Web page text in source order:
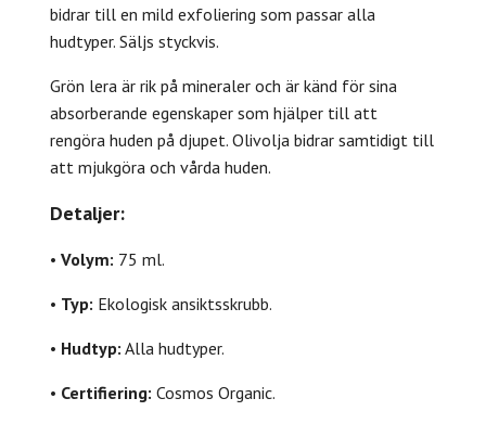
bidrar till en mild exfoliering som passar alla
hudtyper. Säljs styckvis.
Grön lera är rik på mineraler och är känd för sina
absorberande egenskaper som hjälper till att
rengöra huden på djupet. Olivolja bidrar samtidigt till
att mjukgöra och vårda huden.
Detaljer:
• Volym: 75 ml.
• Typ: Ekologisk ansiktsskrubb.
• Hudtyp: Alla hudtyper.
• Certifiering: Cosmos Organic.